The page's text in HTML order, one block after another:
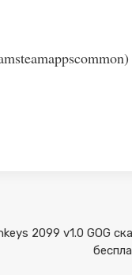
2099 v1.0 GOG